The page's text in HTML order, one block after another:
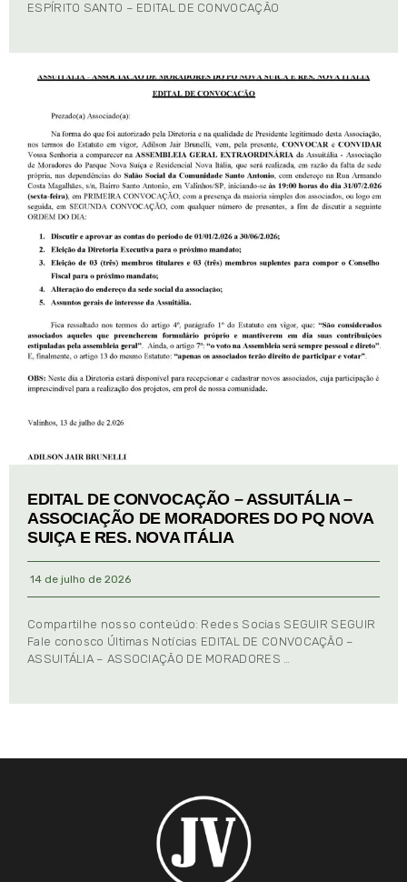
ESPÍRITO SANTO – EDITAL DE CONVOCAÇÃO
EDITAL DE CONVOCAÇÃO – ASSUITÁLIA –
ASSOCIAÇÃO DE MORADORES DO PQ NOVA
SUIÇA E RES. NOVA ITÁLIA
14 de julho de 2026
Compartilhe nosso conteúdo: Redes Socias SEGUIR SEGUIR
Fale conosco Últimas Notícias EDITAL DE CONVOCAÇÃO –
ASSUITÁLIA – ASSOCIAÇÃO DE MORADORES …